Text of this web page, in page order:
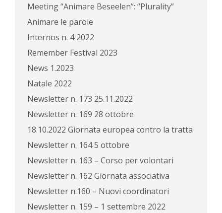
Meeting “Animare Beseelen”: “Plurality”
Animare le parole
Internos n. 4 2022
Remember Festival 2023
News 1.2023
Natale 2022
Newsletter n. 173 25.11.2022
Newsletter n. 169 28 ottobre
18.10.2022 Giornata europea contro la tratta
Newsletter n. 164 5 ottobre
Newsletter n. 163 – Corso per volontari
Newsletter n. 162 Giornata associativa
Newsletter n.160 – Nuovi coordinatori
Newsletter n. 159 – 1 settembre 2022